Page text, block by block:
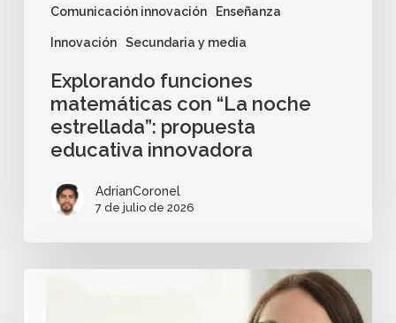
Comunicación innovación Enseñanza
Innovación Secundaria y media
Explorando funciones
matemáticas con “La noche
estrellada”: propuesta
educativa innovadora
AdrianCoronel
7 de julio de 2026